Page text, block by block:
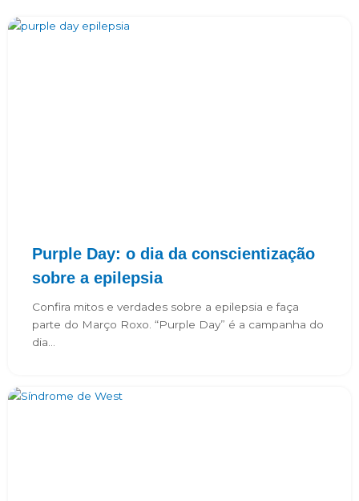
Purple Day: o dia da conscientização
sobre a epilepsia
Confira mitos e verdades sobre a epilepsia e faça
parte do Março Roxo. “Purple Day” é a campanha do
dia...